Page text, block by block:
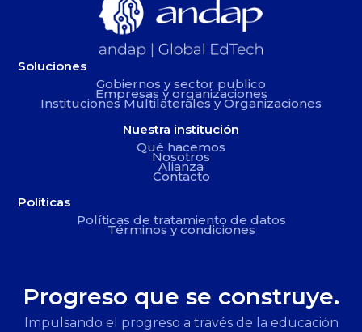
Soluciones
Gobiernos y sector publico
Empresas y organizaciones
Instituciones Multilaterales y Organizaciones
Nuestra institución
Qué hacemos
Nosotros
Alianza
Contacto
Políticas
Políticas de tratamiento de datos
Términos y condiciones
Progreso que se construye.
Impulsando el progreso a través de la educación